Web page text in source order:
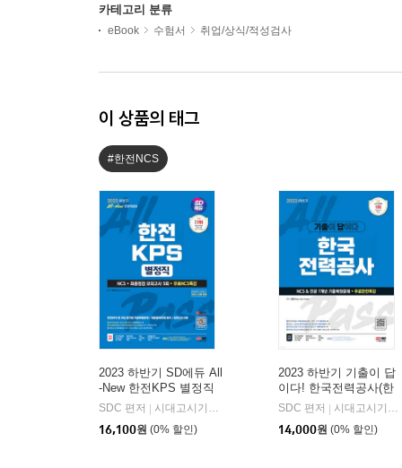
카테고리 분류
eBook 수험서 취업/상식/적성검사
이 상품의 태그
#한전NCS
2023 하반기 SD에듀 All
-New 한전KPS 별정직
NCS+최종점검 모의고
사 5회+무료NCS특강
SDC 편저
시대고시기획 시대교육
16,100원 (0% 할인)
2023 하반기 기출이 답
이다! 한국전력공사(한
전) NCS&전공 7개년 기
출+무료한전특강
SDC 편저
시대고시기획 시대교육
14,000원 (0% 할인)